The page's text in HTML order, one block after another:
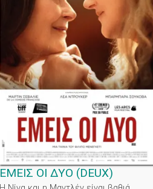
ΕΜΕΙΣ ΟΙ ΔΥΟ (DEUX)